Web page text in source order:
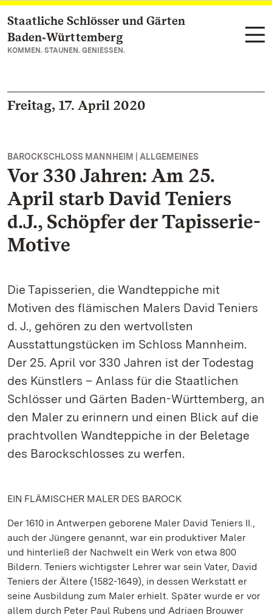
Zum Hauptinhalt springen
Staatliche Schlösser und Gärten
Baden‑Württemberg
KOMMEN. STAUNEN. GENIESSEN.
Freitag, 17. April 2020
BAROCKSCHLOSS MANNHEIM | ALLGEMEINES
Vor 330 Jahren: Am 25.
April starb David Teniers
d.J., Schöpfer der Tapisserie-
Motive
Die Tapisserien, die Wandteppiche mit
Motiven des flämischen Malers David Teniers
d. J., gehören zu den wertvollsten
Ausstattungstücken im Schloss Mannheim.
Der 25. April vor 330 Jahren ist der Todestag
des Künstlers – Anlass für die Staatlichen
Schlösser und Gärten Baden-Württemberg, an
den Maler zu erinnern und einen Blick auf die
prachtvollen Wandteppiche in der Beletage
des Barockschlosses zu werfen.
EIN FLÄMISCHER MALER DES BAROCK
Der 1610 in Antwerpen geborene Maler David Teniers II.,
auch der Jüngere genannt, war ein produktiver Maler
und hinterließ der Nachwelt ein Werk von etwa 800
Bildern. Teniers wichtigster Lehrer war sein Vater, David
Teniers der Ältere (1582-1649), in dessen Werkstatt er
seine Ausbildung zum Maler erhielt. Später wurde er vor
allem durch Peter Paul Rubens und Adriaen Brouwer